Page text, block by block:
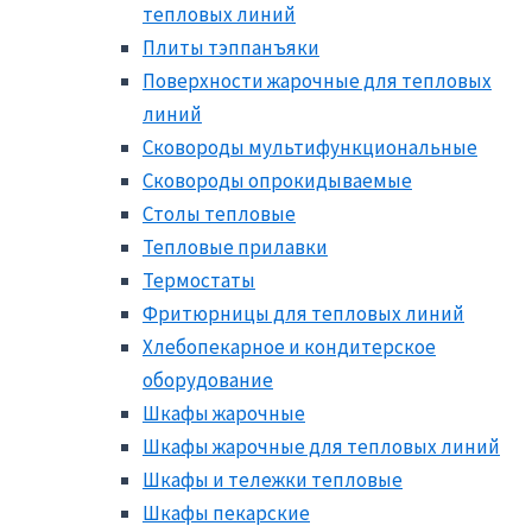
тепловых линий
Плиты тэппанъяки
Поверхности жарочные для тепловых
линий
Сковороды мультифункциональные
Сковороды опрокидываемые
Столы тепловые
Тепловые прилавки
Термостаты
Фритюрницы для тепловых линий
Хлебопекарное и кондитерское
оборудование
Шкафы жарочные
Шкафы жарочные для тепловых линий
Шкафы и тележки тепловые
Шкафы пекарские